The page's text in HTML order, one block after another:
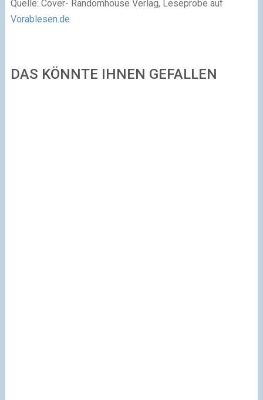
Quelle: Cover- Randomhouse Verlag, Leseprobe auf
Vorablesen.de
DAS KÖNNTE IHNEN GEFALLEN